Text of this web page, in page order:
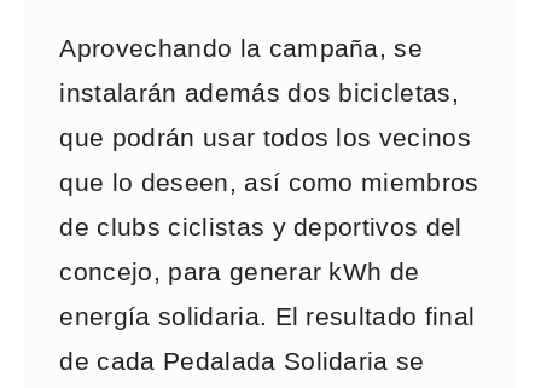
Aprovechando la campaña, se
instalarán además dos bicicletas,
que podrán usar todos los vecinos
que lo deseen, así como miembros
de clubs ciclistas y deportivos del
concejo, para generar kWh de
energía solidaria. El resultado final
de cada Pedalada Solidaria se